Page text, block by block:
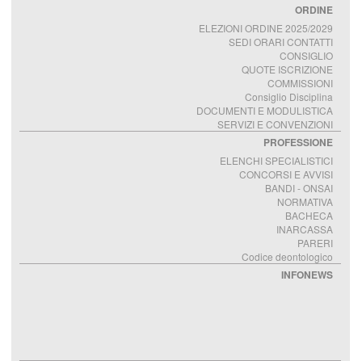
ORDINE
ELEZIONI ORDINE 2025/2029
SEDI ORARI CONTATTI
CONSIGLIO
QUOTE ISCRIZIONE
COMMISSIONI
Consiglio Disciplina
DOCUMENTI E MODULISTICA
SERVIZI E CONVENZIONI
PROFESSIONE
ELENCHI SPECIALISTICI
CONCORSI E AVVISI
BANDI - ONSAI
NORMATIVA
BACHECA
INARCASSA
PARERI
Codice deontologico
INFONEWS